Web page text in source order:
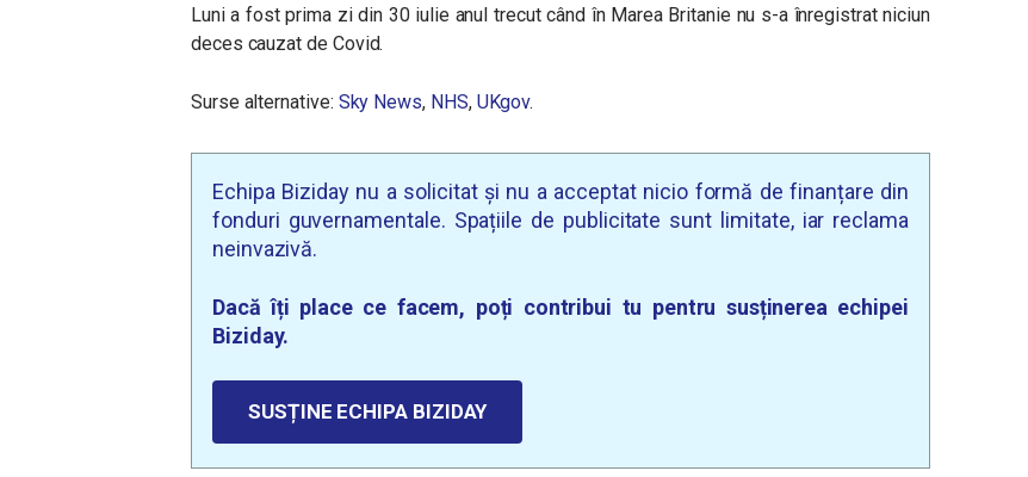
Luni a fost prima zi din 30 iulie anul trecut când în Marea Britanie nu s-a înregistrat niciun
deces cauzat de Covid.
Surse alternative: Sky News, NHS, UKgov.
Echipa Biziday nu a solicitat și nu a acceptat nicio formă de finanțare din
fonduri guvernamentale. Spațiile de publicitate sunt limitate, iar reclama
neinvazivă.
Dacă îți place ce facem, poți contribui tu pentru susținerea echipei
Biziday.
SUSȚINE ECHIPA BIZIDAY